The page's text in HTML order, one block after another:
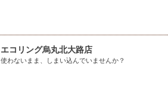
エコリング烏丸北大路店
使わないまま、しまい込んでいませんか？